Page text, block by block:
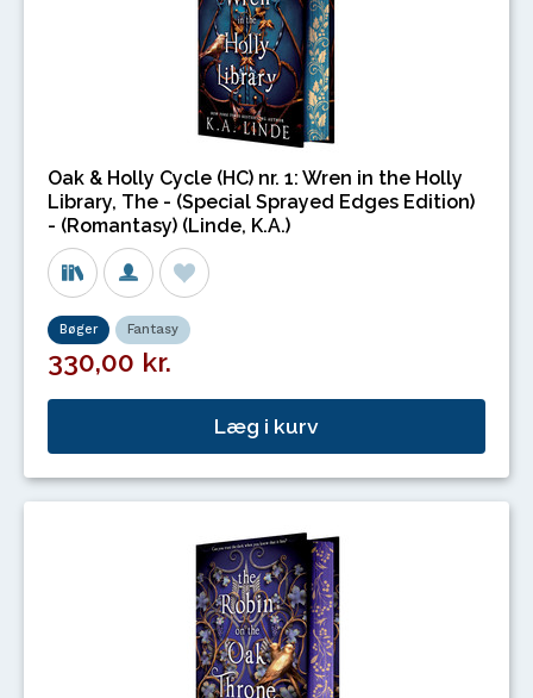
Oak & Holly Cycle (HC) nr. 1: Wren in the Holly
Library, The - (Special Sprayed Edges Edition)
- (Romantasy) (Linde, K.A.)
Bøger Fantasy
330,00 kr.
Læg i kurv